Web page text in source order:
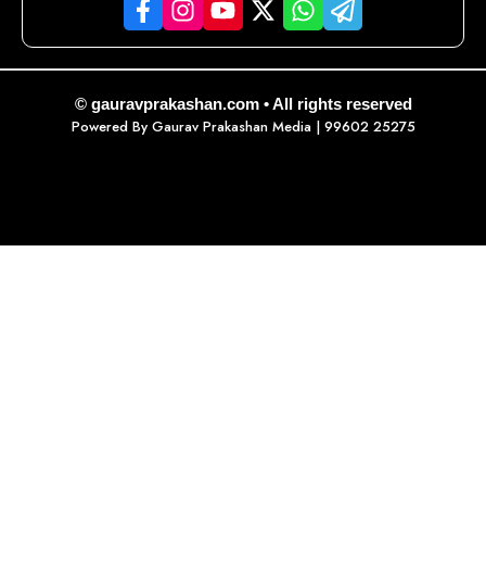
© gauravprakashan.com • All rights reserved
Powered By Gaurav Prakashan Media| 99602 25275